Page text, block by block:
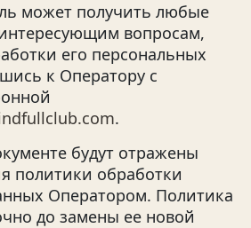
может получить любые
вопросам,
его персональных
к Оператору с
.
будут отражены
политики обработки
Оператором. Политика
до замены ее новой